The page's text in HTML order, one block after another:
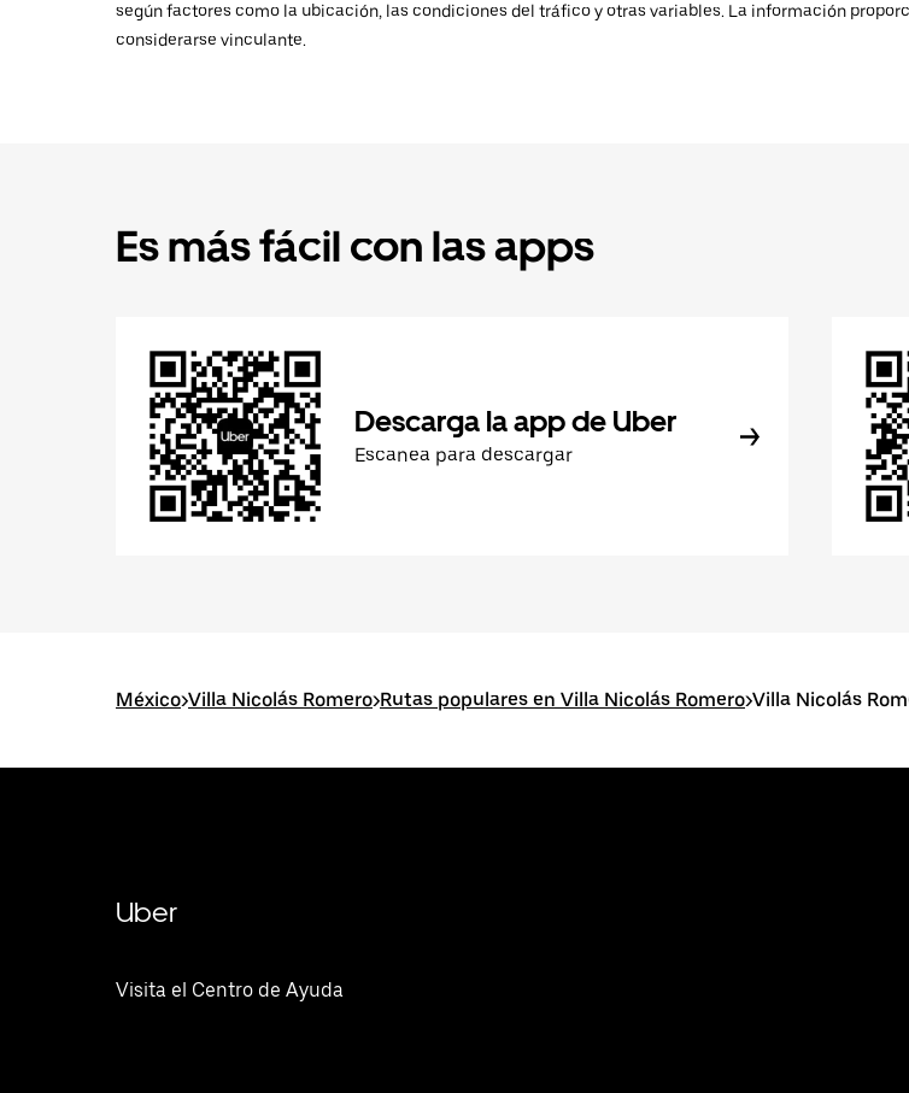
según factores como la ubicación, las condiciones del tráfico y otras variables. La información
considerarse vinculante.
Es más fácil con las apps
Descarga la app de Uber
Escanea para descargar
México>Villa Nicolás Romero>Rutas populares en Villa Nicolás Romero>Villa Nicolás
Uber
Visita el Centro de Ayuda